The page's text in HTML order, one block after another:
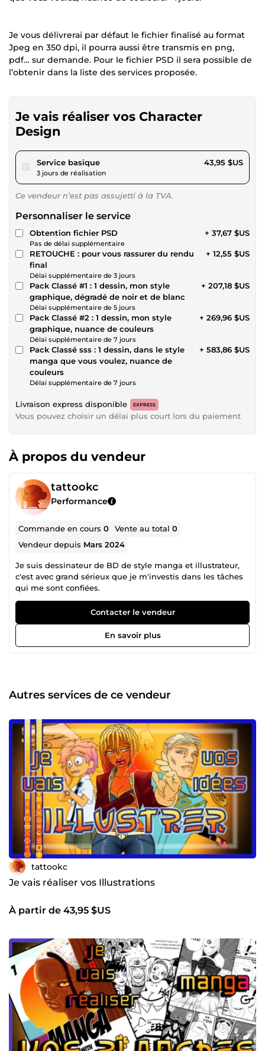
Je vous délivrerai par défaut le fichier finalisé au format
Jpeg en 350 dpi, il pourra aussi être transmis en png,
pdf… sur demande. Pour le fichier PSD il sera possible de
l’obtenir dans la liste des services proposée.
Je vais réaliser vos Character
Design
Service basiquepour 40,50 $US
3 jours de réalisation
43,95 $US
Ce vendeur n’est pas assujetti à la TVA.
Personnaliser le service
Obtention fichier PSD
Pas de délai supplémentaire
+ 37,67 $US
RETOUCHE : pour vous rassurer du rendu
final
Délai supplémentaire de 3 jours
+ 12,55 $US
Pack Classé #1 : 1 dessin, mon style
graphique, dégradé de noir et de blanc
Délai supplémentaire de 5 jours
+ 207,18 $US
Pack Classé #2 : 1 dessin, mon style
graphique, nuance de couleurs
Délai supplémentaire de 7 jours
+ 269,96 $US
Pack Classé sss : 1 dessin, dans le style
manga que vous voulez, nuance de
couleurs
Délai supplémentaire de 7 jours
+ 583,86 $US
Livraison express disponible EXPRESS
Vous pouvez choisir un délai plus court lors du paiement
À propos du vendeur
tattookc
Performance
Commande en cours0 Vente au total0
Vendeur depuis Mars 2024
Je suis dessinateur de BD de style manga et illustrateur,
c'est avec grand sérieux que je m'investis dans les tâches
qui me sont confiées.
Contacter le vendeur
En savoir plus
Autres services de ce vendeur
tattookc
Je vais réaliser vos Illustrations
À partir de 43,95 $US